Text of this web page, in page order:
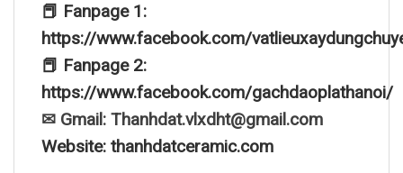
📕 Fanpage 1:
https://www.facebook.com/
📕 Fanpage 2:
https://www.facebook.com/gachdaoplathanoi/
✉ Gmail: Thanhdat.vlxdht@gmail.com
Website: thanhdatceramic.com